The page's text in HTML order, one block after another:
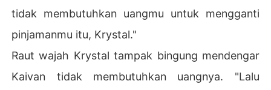
tidak membutuhkan uangmu untuk mengganti
pinjamanmu itu, Krystal."
Raut wajah Krystal tampak bingung mendengar
Kaivan tidak membutuhkan uangnya. "Lalu